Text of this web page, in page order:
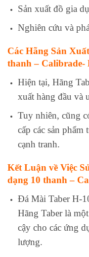
Sản xuất đồ gia
Nghiên cứu và
Các Hãng Sản
thanh – Calibrade-
Hiện tại, Hãng
xuất hàng đầu và
Tuy nhiên, cũng
cấp các sản
cạnh tranh.
Kết Luận về Việc
dạng 10 thanh –
Đá Mài Taber H-
Hãng Taber là
cậy cho các ứng
lượng.